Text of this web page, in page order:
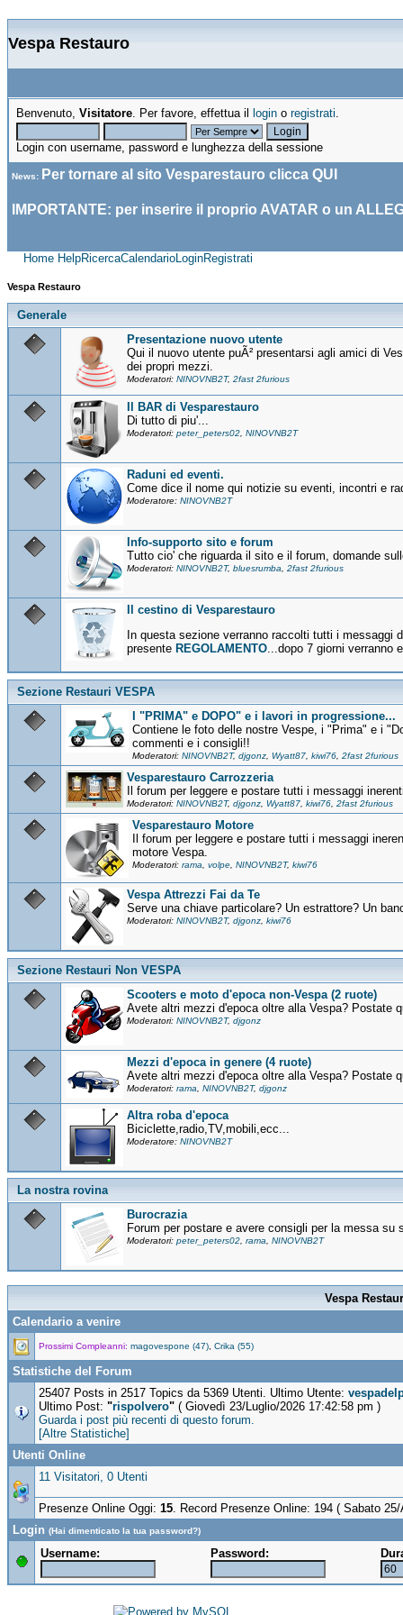
Vespa Restauro
Benvenuto, Visitatore. Per favore, effettua il login o registrati.
Login con username, password e lunghezza della sessione
News: Per tornare al sito Vesparestauro clicca QUI
IMPORTANTE: per inserire il proprio AVATAR o un
Home HelpRicercaCalendarioLoginRegistrati
Vespa Restauro
Generale
Presentazione nuovo utente
Qui il nuovo utente puÃ² presentarsi agli amici di
dei propri mezzi.
Moderatori: NINOVNB2T, 2fast 2furious
Il BAR di Vesparestauro
Di tutto di piu'...
Moderatori: peter_peters02 NINOVNB2T
Raduni ed eventi.
Come dice il nome qui notizie su eventi, incontri e
Moderatore: NINOVNB2T
Info-supporto sito e forum
Tutto cio' che riguarda il sito e il forum, domande
Moderatori: NINOVNB2T, bluesrumba 2fast 2furious
Il cestino di Vesparestauro
In questa sezione verranno raccolti tutti i messaggi
presente REGOLAMENTO ...dopo 7 giorni verranno
Sezione Restauri VESPA
I "PRIMA" e DOPO" e i lavori in progressione...
Contiene le foto delle nostre Vespe, i "Prima" e i
commenti e i consigli!!
Moderatori: NINOVNB2T, djgonz Wyatt87 kiwi76 2fast 2furious
Vesparestauro Carrozzeria
Il forum per leggere e postare tutti i messaggi
Moderatori: NINOVNB2T, djgonz Wyatt87 kiwi76 2fast 2furious
Vesparestauro Motore
Il forum per leggere e postare tutti i messaggi
motore Vespa.
Moderatori: rama volpe NINOVNB2T, kiwi76
Vespa Attrezzi Fai da Te
Serve una chiave particolare? Un estrattore? Un
Moderatori: NINOVNB2T, djgonz kiwi76
Sezione Restauri Non VESPA
Scooters e moto d'epoca non-Vespa (2 ruote)
Avete altri mezzi d'epoca oltre alla Vespa? Postate
Moderatori: NINOVNB2T, djgonz
Mezzi d'epoca in genere (4 ruote)
Avete altri mezzi d'epoca oltre alla Vespa? Postate
Moderatori: rama NINOVNB2T, djgonz
Altra roba d'epoca
Biciclette,radio,TV,mobili,ecc...
Moderatore: NINOVNB2T
La nostra rovina
Burocrazia
Forum per postare e avere consigli per la messa su
Moderatori: peter_peters02, rama, NINOVNB2T
Vespa
Calendario a venire
Prossimi Compleanni: magovespone (47), Crika (55)
Statistiche del Forum
25407 Posts in 2517 Topics da 5369 Utenti. Ultimo Utente:
Ultimo Post: "rispolvero" ( Giovedì 23/Luglio/2026 17:42:58 pm )
Guarda i post più recenti di questo forum.
[Altre Statistiche]
Utenti Online
11 Visitatori, 0 Utenti
Presenze Online Oggi: 15. Record Presenze Online: 194 ( Sabato
Login (Hai dimenticato la tua password?)
Username: Password: